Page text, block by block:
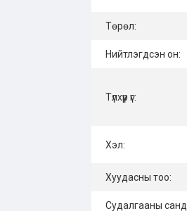
Төрөл:
Нийтлэгдсэн он:
Түлхүүр үг:
Хэл:
Хуудасны тоо:
Судалгааны санд